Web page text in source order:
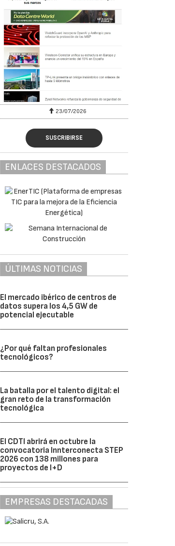
23/07/2026
SUSCRIBIRSE
ENLACES DESTACADOS
ÚLTIMAS NOTICIAS
El mercado ibérico de centros de
datos supera los 4,5 GW de
potencial ejecutable
¿Por qué faltan profesionales
tecnológicos?
La batalla por el talento digital: el
gran reto de la transformación
tecnológica
El CDTI abrirá en octubre la
convocatoria Innterconecta STEP
2026 con 138 millones para
proyectos de I+D
EMPRESAS DESTACADAS